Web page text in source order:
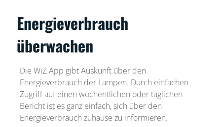
Energieverbrauch
überwachen
Die WiZ App gibt Auskunft über den
Energieverbrauch der Lampen. Durch einfachen
Zugriff auf einen wöchentlichen oder täglichen
Bericht ist es ganz einfach, sich über den
Energieverbrauch zuhause zu informieren.